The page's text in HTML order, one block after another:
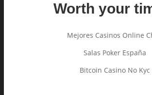
Worth your
Mejores Casinos Online
Salas Poker España
Bitcoin Casino No Kyc